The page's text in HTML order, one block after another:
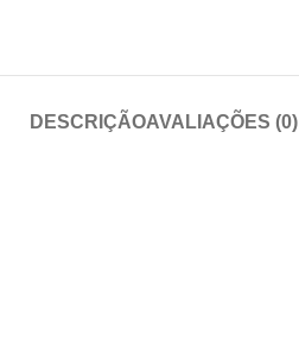
DESCRIÇÃOAVALIAÇÕES (0)